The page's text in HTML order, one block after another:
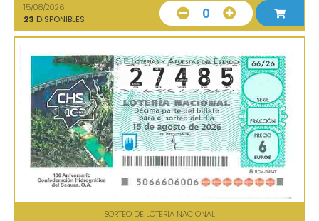
15/08/2026
23 DISPONIBLES 0
SORTEO DE LOTERIA NACIONAL